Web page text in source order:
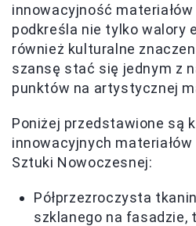
innowacyjność
podkreśla nie tylko walory
również kulturalne
szansę stać się jednym z
punktów na artystycznej
Poniżej przedstawione są
innowacyjnych
Sztuki Nowoczesnej:
Półprzezroczysta
szklanego na fasadzie,